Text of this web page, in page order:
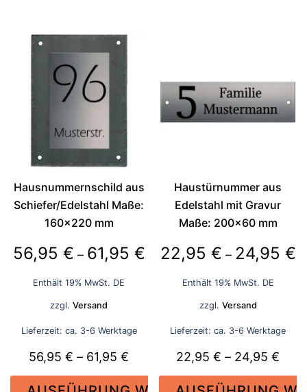
mehrere
Varianten
auf.
Optionen
können
auf
der
Produktseite
gewählt
Varianten
auf.
Die
der
Produktseite
gewählt
Hausnummernschild aus
Schiefer/Edelstahl Maße:
160×220 mm
56,95 € – 61,95 €Preisspanne:
Enthält 19% MwSt. DE
zzgl.Versand
Lieferzeit: ca. 3-6 Werktage
56,95€ – 61,95€ Preisspanne:
56,95 €
Haustürnummer aus
Edelstahl mit Gravur
Maße: 200×60 mm
22,95 € – 24,95 €
Enthält 19% MwSt. DE
zzgl. Versand
Lieferzeit: ca. 3-6 Werktage
22,95€ – 24,95€